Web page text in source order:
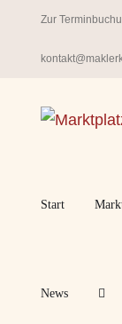
springen
Zur
Start
News